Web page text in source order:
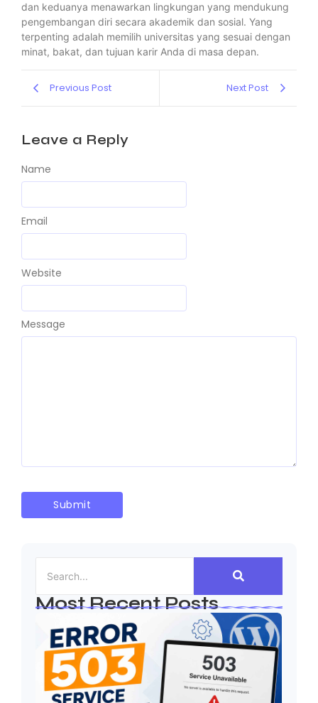
dan keduanya menawarkan lingkungan yang mendukung
pengembangan diri secara akademik dan sosial. Yang
terpenting adalah memilih universitas yang sesuai dengan
minat, bakat, dan tujuan karir Anda di masa depan.
Previous Post Next Post
Leave a Reply
Message
Name
Email
Website
Most Recent Posts